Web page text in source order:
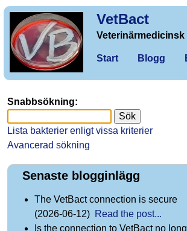
VetBact
Start Blogg
Snabbsökning:
Lista bakterier enligt vissa kriterier
Avancerad sökning
Senaste blogginlägg
The VetBact connection is secure
(2026-06-12) Read the post...
Is the connection to VetBact no